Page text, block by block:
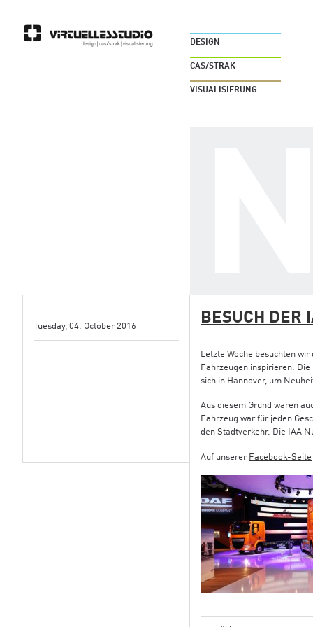
DESIGN
CAS/STRAK
VISUALISIERUNG
Tuesday, 04. October 2016 BESUCH DER
Letzte Woche besuchten
Fahrzeugen inspirieren.
sich in Hannover, um
Aus diesem Grund waren
Fahrzeug war für jeden
den Stadtverkehr. Die IAA
Auf unserer Facebook-Seite